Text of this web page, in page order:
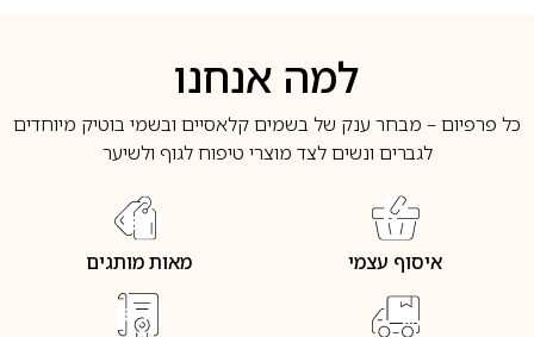
למה אנחנו
כל פרפיום – מבחר ענק של בשמים קלאסיים ובשמי בוטיק מיוחדים
לגברים ונשים לצד מוצרי טיפוח לגוף ולשיער
איסוף עצמי מאות מותגים